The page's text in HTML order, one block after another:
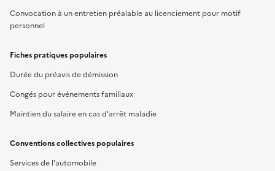
Convocation à un entretien préalable au licenciement pour motif
personnel
Fiches pratiques populaires
Durée du préavis de démission
Congés pour événements familiaux
Maintien du salaire en cas d'arrêt maladie
Conventions collectives populaires
Services de l'automobile